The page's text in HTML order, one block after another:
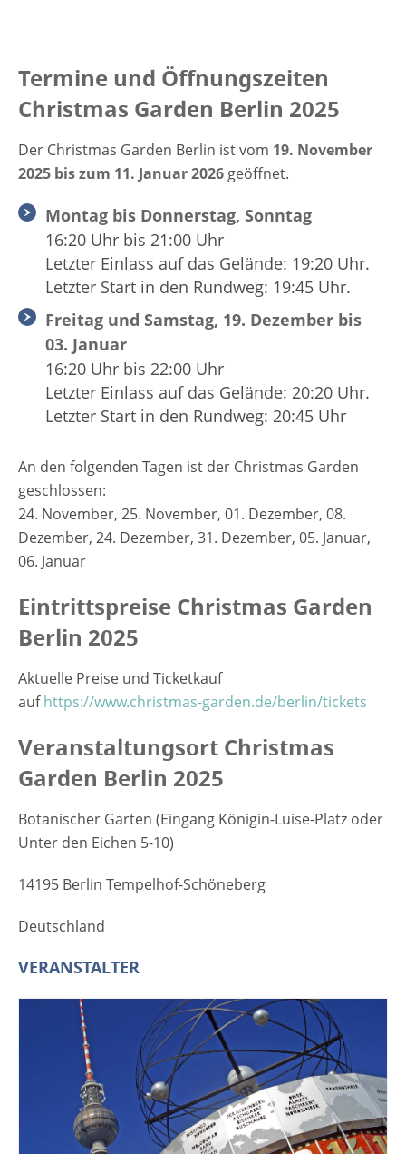
Termine und Öffnungszeiten
Christmas Garden Berlin 2025
Der Christmas Garden Berlin ist vom 19. November
2025 bis zum 11. Januar 2026 geöffnet.
Montag bis Donnerstag, Sonntag
16:20 Uhr bis 21:00 Uhr
Letzter Einlass auf das Gelände: 19:20 Uhr.
Letzter Start in den Rundweg: 19:45 Uhr.
Freitag und Samstag, 19. Dezember bis
03. Januar
16:20 Uhr bis 22:00 Uhr
Letzter Einlass auf das Gelände: 20:20 Uhr.
Letzter Start in den Rundweg: 20:45 Uhr
An den folgenden Tagen ist der Christmas Garden
geschlossen:
24. November, 25. November, 01. Dezember, 08.
Dezember, 24. Dezember, 31. Dezember, 05. Januar,
06. Januar
Eintrittspreise Christmas Garden
Berlin 2025
Aktuelle Preise und Ticketkauf
aufhttps://www.christmas-garden.de/berlin/tickets
Veranstaltungsort Christmas
Garden Berlin 2025
Botanischer Garten (Eingang Königin-Luise-Platz oder
Unter den Eichen 5-10)
14195 Berlin Tempelhof-Schöneberg
Deutschland
VERANSTALTER